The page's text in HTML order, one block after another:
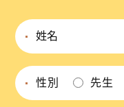
性別 先生